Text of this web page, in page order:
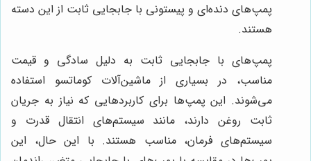
پمپ‌های دنده‌ای و پیستونی با جابجایی ثابت از این دسته
هستند.
پمپ‌های با جابجایی ثابت به دلیل سادگی و قیمت
مناسب، در بسیاری از ماشین‌آلات کوماتسو استفاده
می‌شوند. این پمپ‌ها برای کاربردهایی که نیاز به جریان
ثابت روغن دارند، مانند سیستم‌های انتقال قدرت و
سیستم‌های فرمان، مناسب هستند. با این حال، این